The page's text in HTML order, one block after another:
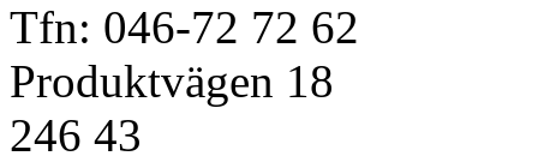
Tfn: 046-72 72 62
Produktvägen 18
246 43